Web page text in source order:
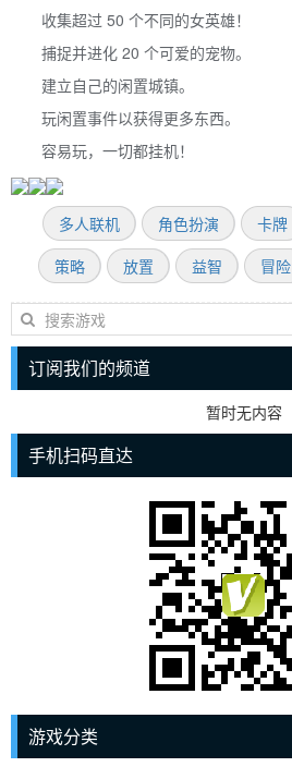
收集超过 50 个不同的女英雄！
捕捉并进化 20 个可爱的宠物。
建立自己的闲置城镇。
玩闲置事件以获得更多东西。
容易玩，一切都挂机！
多人联机 角色扮演 卡牌
策略
放置 益智 冒险
订阅我们的频道
暂时无内容
手机扫码直达
游戏分类